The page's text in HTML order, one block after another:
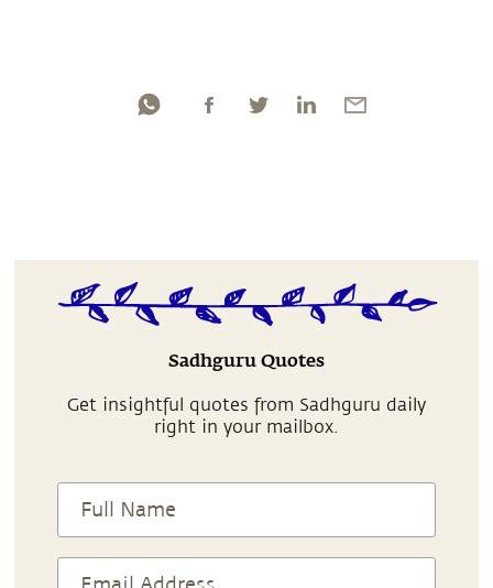
Sadhguru Quotes
Get insightful quotes from Sadhguru daily
right in your mailbox.